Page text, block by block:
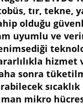
tır, tekne,
olduğu
uyumlu ve
hizmet
sonra
mikro